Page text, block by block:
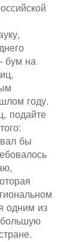
бум на
году.
подайте
бы
одним из